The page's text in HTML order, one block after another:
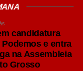
grelhadas,
popularidade nos
à
candidatura
e entra
na Assembleia
Grosso